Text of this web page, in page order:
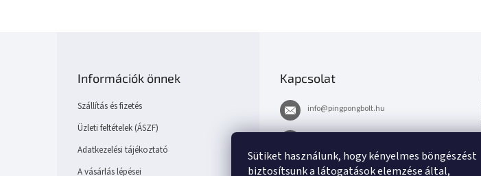
Sütiket használunk, hogy kényelmes böngészést
biztosítsunk a látogatások elemzése által,
Információk önnek
Szállítás és fizetés
Üzleti feltételek (ÁSZF)
Adatkezelési tájékoztató
A vásárlás lépései
Kapcsolat
info@pingpongbolt.hu